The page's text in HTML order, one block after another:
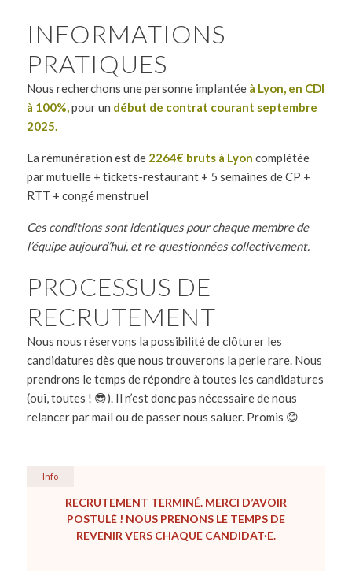
INFORMATIONS
PRATIQUES
Nous recherchons une personne implantée à Lyon, en CDI
à 100%,pour un début de contrat courant septembre
2025.
La rémunération est de 2264€ bruts à Lyon complétée
par mutuelle + tickets-restaurant + 5 semaines de CP +
RTT + congé menstruel
Ces conditions sont identiques pour chaque membre de
l’équipe aujourd’hui, et re-questionnées collectivement.
PROCESSUS DE
RECRUTEMENT
Nous nous réservons la possibilité de clôturer les
candidatures dès que nous trouverons la perle rare. Nous
prendrons le temps de répondre à toutes les candidatures
(oui, toutes ! 😎). Il n’est donc pas nécessaire de nous
relancer par mail ou de passer nous saluer. Promis 😊
Info
RECRUTEMENT TERMINÉ. MERCI D’AVOIR
POSTULÉ ! NOUS PRENONS LE TEMPS DE
REVENIR VERS CHAQUE CANDIDAT·E.